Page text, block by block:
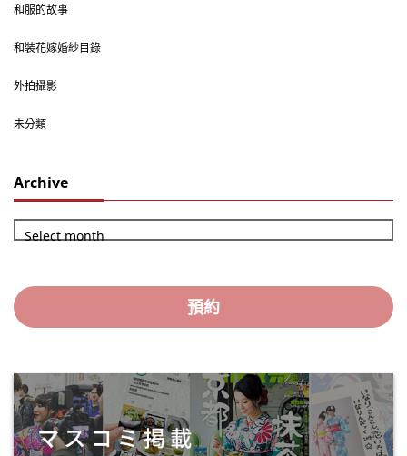
和服的故事
和裝花嫁婚紗目錄
外拍攝影
未分類
Archive
Select month
預約